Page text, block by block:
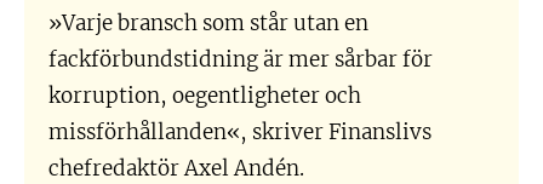
»Varje bransch som står utan en
fackförbundstidning är mer sårbar för
korruption, oegentligheter och
missförhållanden«, skriver Finanslivs
chefredaktör Axel Andén.